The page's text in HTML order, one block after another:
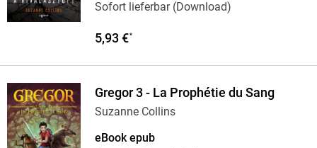
Sofort lieferbar (Download)
5,93 €*
Gregor 3 - La Prophétie du Sang
Suzanne Collins
eBook epub